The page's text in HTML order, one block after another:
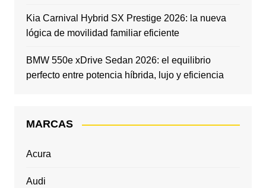
Kia Carnival Hybrid SX Prestige 2026: la nueva
lógica de movilidad familiar eficiente
BMW 550e xDrive Sedan 2026: el equilibrio
perfecto entre potencia híbrida, lujo y eficiencia
MARCAS
Acura
Audi